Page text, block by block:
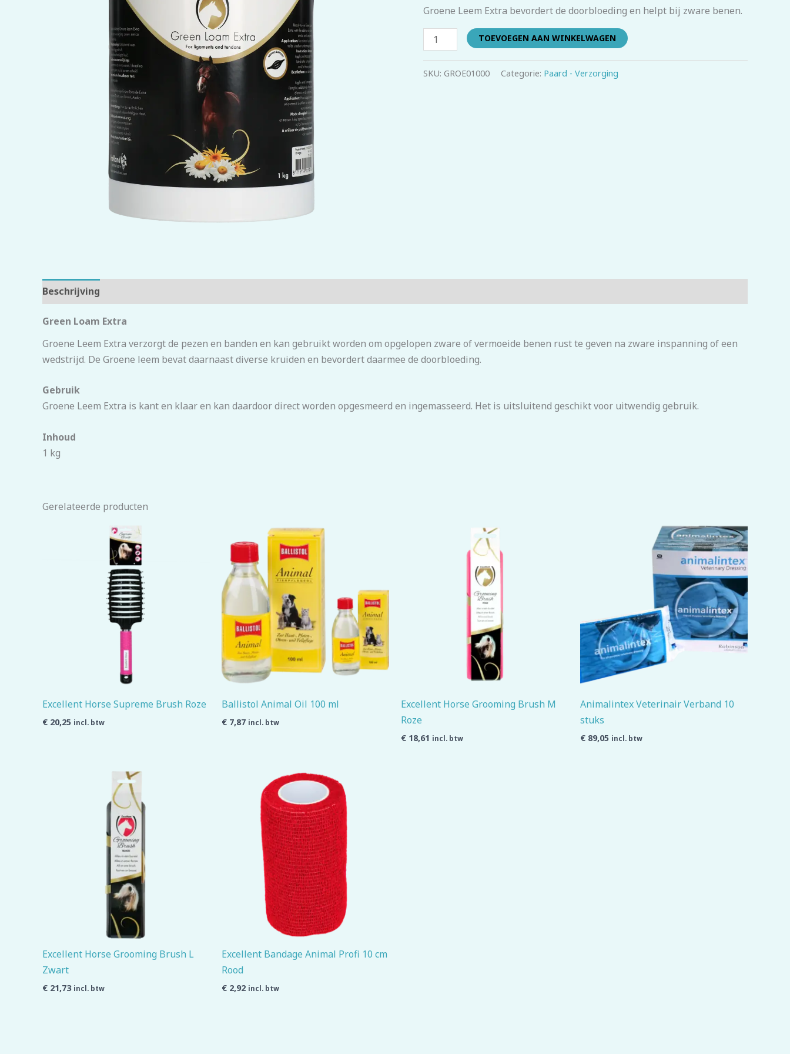
Groene Leem Extra bevordert de doorbloeding en helpt bij zware benen.
aantal
TOEVOEGEN AAN WINKELWAGEN
SKU: GROE01000 Categorie: Paard - Verzorging
Beschrijving
Green Loam Extra
Groene Leem Extra verzorgt de pezen en banden en kan gebruikt worden om opgelopen zware of vermoeide benen rust te geven na zware inspanning of een
wedstrijd. De Groene leem bevat daarnaast diverse kruiden en bevordert daarmee de doorbloeding.
Gebruik
Groene Leem Extra is kant en klaar en kan daardoor direct worden opgesmeerd en ingemasseerd. Het is uitsluitend geschikt voor uitwendig gebruik.
Inhoud
1 kg
Gerelateerde producten
Excellent Horse Supreme Brush Roze
€ 20,25 incl. btw
Ballistol Animal Oil 100 ml
€ 7,87 incl. btw
Excellent Horse Grooming Brush M
Roze
€ 18,61 incl. btw
Animalintex Veterinair Verband 10
stuks
€ 89,05 incl. btw
Excellent Horse Grooming Brush L
Zwart
€ 21,73 incl. btw
Excellent Bandage Animal Profi 10 cm
Rood
€ 2,92 incl. btw